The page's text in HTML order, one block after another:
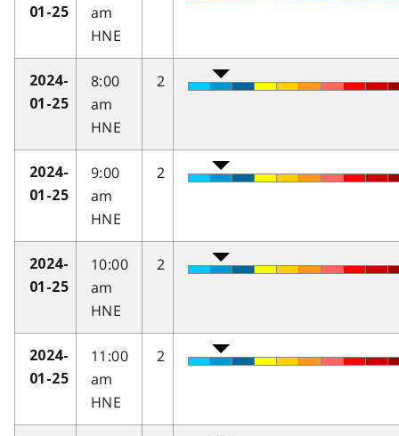
01-25
am
HNE
2024-
01-25
8:00
am
HNE
2
2024-
01-25
9:00
am
HNE
2
2024-
01-25
10:00
am
HNE
2
2024-
01-25
11:00
am
HNE
2